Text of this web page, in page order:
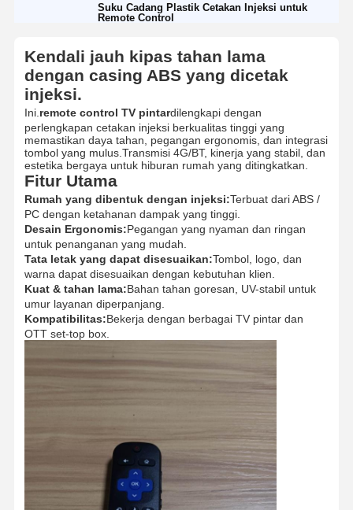
Suku Cadang Plastik Cetakan Injeksi untuk
Remote Control
Kendali jauh kipas tahan lama
dengan casing ABS yang dicetak
injeksi.
Ini. remote control TV pintardilengkapi dengan
perlengkapan cetakan injeksi berkualitas tinggi yang
memastikan daya tahan, pegangan ergonomis, dan integrasi
tombol yang mulus.Transmisi 4G/BT, kinerja yang stabil, dan
estetika bergaya untuk hiburan rumah yang ditingkatkan.
Fitur Utama
Rumah yang dibentuk dengan injeksi:Terbuat dari ABS /
PC dengan ketahanan dampak yang tinggi.
Desain Ergonomis:Pegangan yang nyaman dan ringan
untuk penanganan yang mudah.
Tata letak yang dapat disesuaikan:Tombol, logo, dan
warna dapat disesuaikan dengan kebutuhan klien.
Kuat & tahan lama:Bahan tahan goresan, UV-stabil untuk
umur layanan diperpanjang.
Kompatibilitas:Bekerja dengan berbagai TV pintar dan
OTT set-top box.